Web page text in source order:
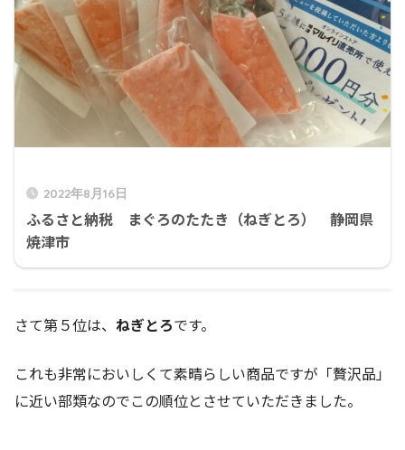
2022年8月16日
ふるさと納税 まぐろのたたき（ねぎとろ） 静岡県
焼津市
さて第５位は、 ねぎとろです。
これも非常においしくて素晴らしい商品ですが「贅沢品」
に近い部類なのでこの順位とさせていただきました。